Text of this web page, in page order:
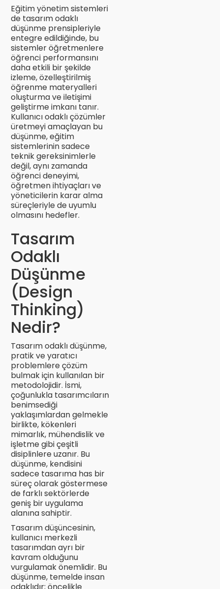
Eğitim yönetim sistemleri
de tasarım odaklı
düşünme prensipleriyle
entegre edildiğinde, bu
sistemler öğretmenlere
öğrenci performansını
daha etkili bir şekilde
izleme, özelleştirilmiş
öğrenme materyalleri
oluşturma ve iletişimi
geliştirme imkanı tanır.
Kullanıcı odaklı çözümler
üretmeyi amaçlayan bu
düşünme, eğitim
sistemlerinin sadece
teknik gereksinimlerle
değil, aynı zamanda
öğrenci deneyimi,
öğretmen ihtiyaçları ve
yöneticilerin karar alma
süreçleriyle de uyumlu
olmasını hedefler.
Tasarım
Odaklı
Düşünme
(Design
Thinking)
Nedir?
Tasarım odaklı düşünme,
pratik ve yaratıcı
problemlere çözüm
bulmak için kullanılan bir
metodolojidir. İsmi,
çoğunlukla tasarımcıların
benimsediği
yaklaşımlardan gelmekle
birlikte, kökenleri
mimarlık, mühendislik ve
işletme gibi çeşitli
disiplinlere uzanır. Bu
düşünme, kendisini
sadece tasarıma has bir
süreç olarak göstermese
de farklı sektörlerde
geniş bir uygulama
alanına sahiptir.
Tasarım düşüncesinin,
kullanıcı merkezli
tasarımdan ayrı bir
kavram olduğunu
vurgulamak önemlidir. Bu
düşünme, temelde insan
odaklıdır; öncelikle